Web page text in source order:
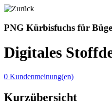
PNG Kürbisfuchs für
Digitales
0 Kundenmeinung(en)
Kurzübersicht